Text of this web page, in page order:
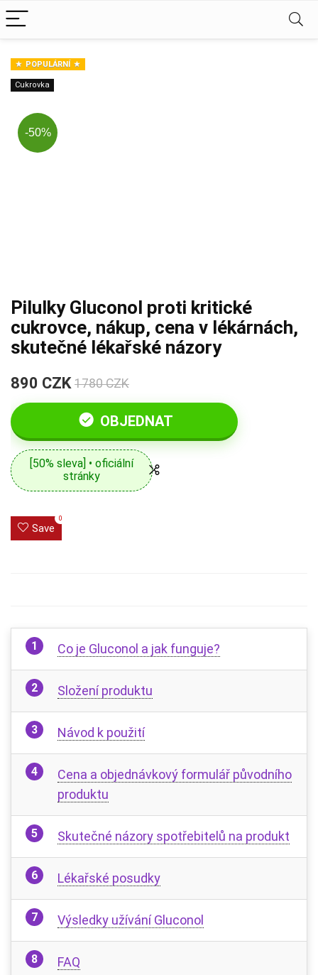
POPULÁRNÍ
Cukrovka
-50%
Pilulky Gluconol proti kritické
cukrovce, nákup, cena v lékárnách,
skutečné lékařské názory
890 CZK 1780 CZK
OBJEDNAT
[50% sleva] • oficiální
stránky
Save
0
Co je Gluconol a jak funguje?
Složení produktu
Návod k použití
Cena a objednávkový formulář původního
produktu
Skutečné názory spotřebitelů na produkt
Lékařské posudky
Výsledky užívání Gluconol
FAQ